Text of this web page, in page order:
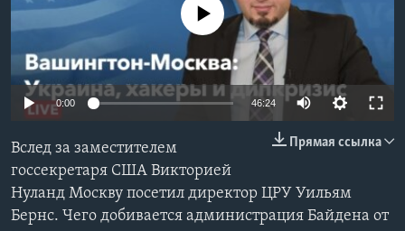
Learning English
СОЦИАЛЬНЫЕ СЕТИ
Языки
No media source currently available
0:00 46:24
Прямая ссылка
Вслед за заместителем
госсекретаря США Викторией
Нуланд Москву посетил директор ЦРУ Уильям
Бернс. Чего добивается администрация Байдена от